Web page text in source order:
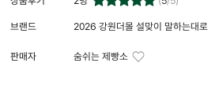
브랜드 2026 강원더몰 설맞이 말하는대로
판매자 숨쉬는 제빵소